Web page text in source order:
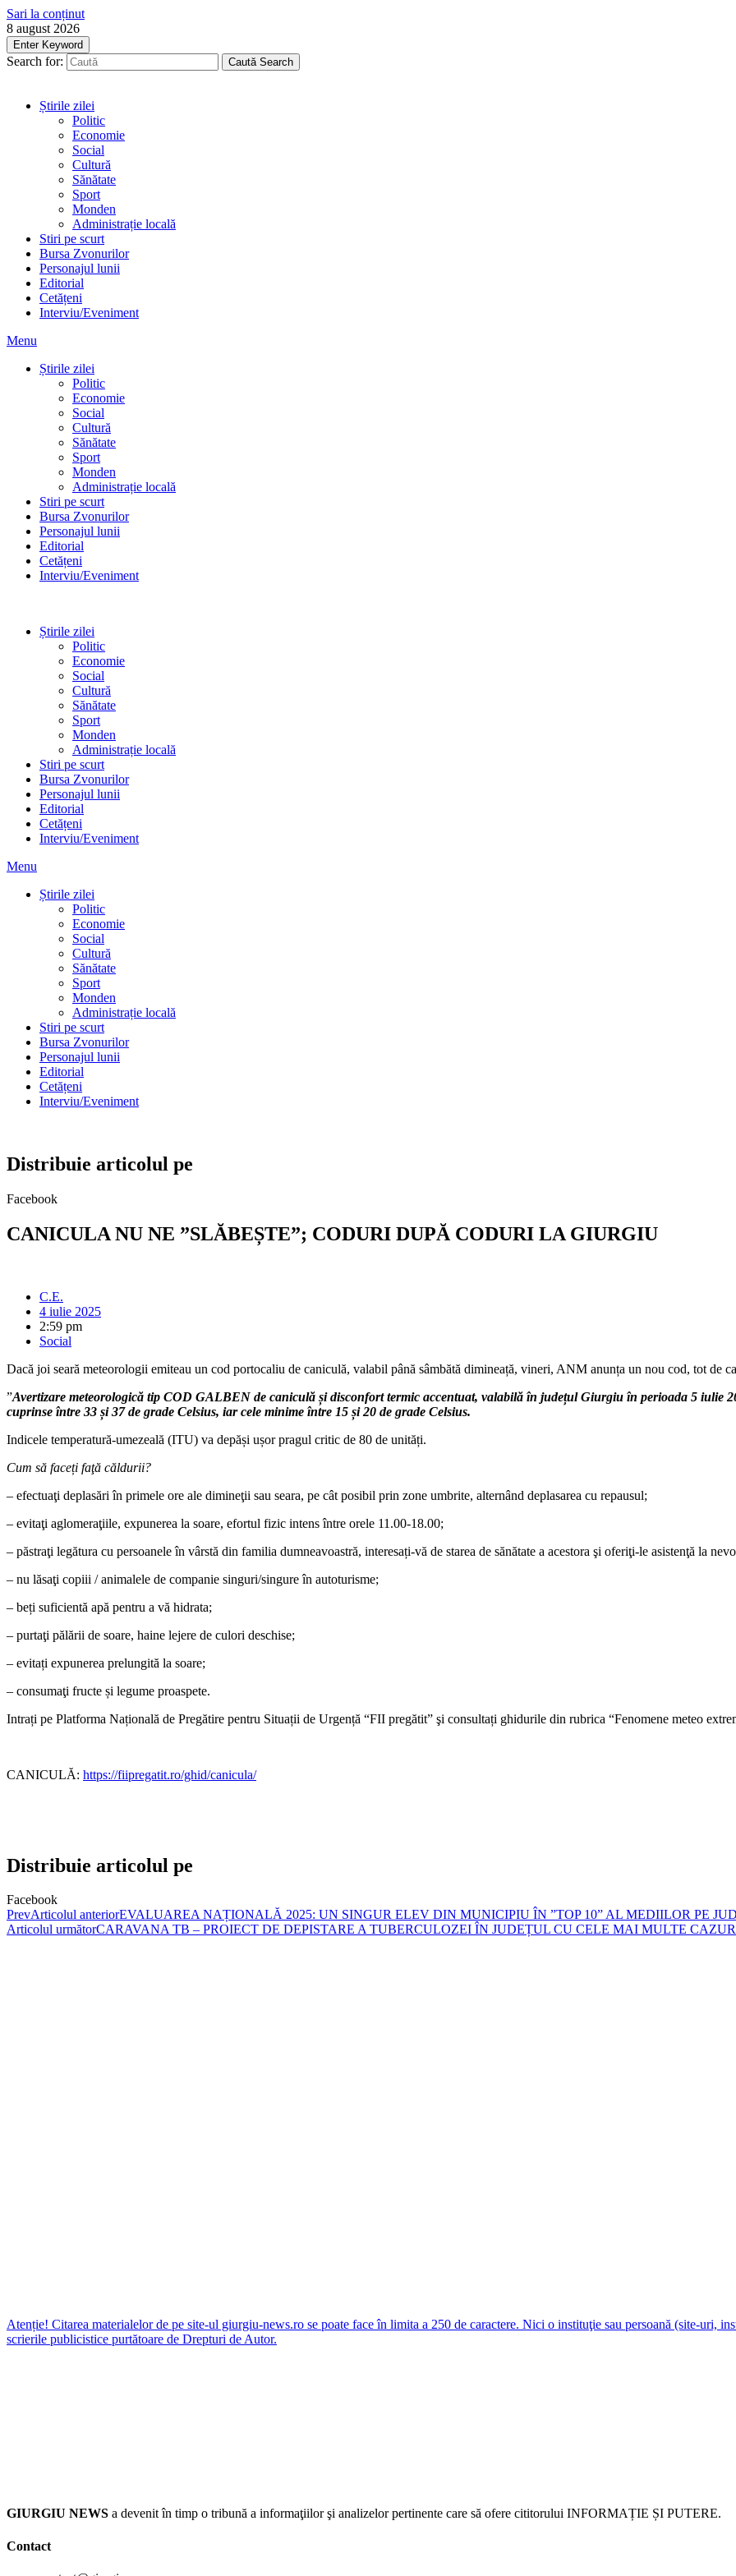
Sari la conținut
8 august 2026
Enter Keyword
Search for: Caută Search
Știrile zilei
Politic
Economie
Social
Cultură
Sănătate
Sport
Monden
Administrație locală
Stiri pe scurt
Bursa Zvonurilor
Personajul lunii
Editorial
Cetățeni
Interviu/Eveniment
Menu
Știrile zilei
Politic
Economie
Social
Cultură
Sănătate
Sport
Monden
Administrație locală
Stiri pe scurt
Bursa Zvonurilor
Personajul lunii
Editorial
Cetățeni
Interviu/Eveniment
Știrile zilei
Politic
Economie
Social
Cultură
Sănătate
Sport
Monden
Administrație locală
Stiri pe scurt
Bursa Zvonurilor
Personajul lunii
Editorial
Cetățeni
Interviu/Eveniment
Menu
Știrile zilei
Politic
Economie
Social
Cultură
Sănătate
Sport
Monden
Administrație locală
Stiri pe scurt
Bursa Zvonurilor
Personajul lunii
Editorial
Cetățeni
Interviu/Eveniment
Distribuie articolul pe
Facebook
CANICULA NU NE ”SLĂBEȘTE”; CODURI DUPĂ CODURI LA GIURGIU
C.E.
4 iulie 2025
2:59 pm
Social
Dacă joi seară meteorologii emiteau un cod portocaliu de caniculă, valabil până sâmbătă dimineață, vineri, ANM anunța un nou cod, tot de
”Avertizare meteorologică tip COD GALBEN de caniculă și disconfort termic accentuat, valabilă în județul Giurgiu în perioada 5 iulie
cuprinse între 33 și 37 de grade Celsius, iar cele minime între 15 și 20 de grade Celsius.
Indicele temperatură-umezeală (ITU) va depăși ușor pragul critic de 80 de unități.
Cum să faceți faţă căldurii?
– efectuaţi deplasări în primele ore ale dimineţii sau seara, pe cât posibil prin zone umbrite, alternând deplasarea cu repausul;
– evitaţi aglomeraţiile, expunerea la soare, efortul fizic intens între orele 11.00-18.00;
– păstraţi legătura cu persoanele în vârstă din familia dumneavoastră, interesați-vă de starea de sănătate a acestora şi oferiţi-le asistenţă la
– nu lăsaţi copiii / animalele de companie singuri/singure în autoturisme;
– beți suficientă apă pentru a vă hidrata;
– purtaţi pălării de soare, haine lejere de culori deschise;
– evitați expunerea prelungită la soare;
– consumaţi fructe și legume proaspete.
Intrați pe Platforma Națională de Pregătire pentru Situații de Urgență “FII pregătit” şi consultați ghidurile din rubrica “Fenomene meteo
CANICULĂ: https://fiipregatit.ro/ghid/canicula/
Distribuie articolul pe
Facebook
PrevArticolul anteriorEVALUAREA NAȚIONALĂ 2025: UN SINGUR ELEV DIN MUNICIPIU ÎN ”TOP 10” AL MEDIILOR PE
Articolul următorCARAVANA TB – PROIECT DE DEPISTARE A TUBERCULOZEI ÎN JUDEȚUL CU CELE MAI MULTE
Atenție! Citarea materialelor de pe site-ul giurgiu-news.ro se poate face în limita a 250 de caractere. Nici o instituţie sau persoană (site-uri,
scrierile publicistice purtătoare de Drepturi de Autor.
GIURGIU NEWS a devenit în timp o tribună a informaţiilor şi analizelor pertinente care să ofere cititorului INFORMAȚIE ȘI PUTERE.
Contact